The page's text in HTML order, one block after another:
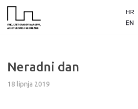
Neradni dan
18 lipnja 2019